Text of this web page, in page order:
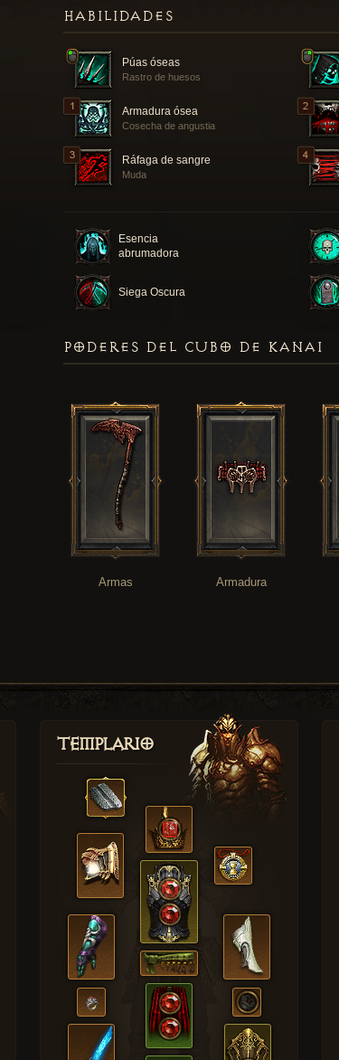
HABILIDADES
Púas óseas
Rastro de huesos
Armadura ósea
Cosecha de angustia
Ráfaga de sangre
Muda
Esencia
abrumadora
Siega Oscura
PODERES DEL CUBO DE KANAI
Armas Armadura
Templario